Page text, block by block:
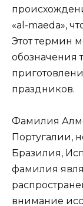
«al-maeda»,
Этот термин
обозначения
праздников.
Фамилия
Португалии,
Бразилия,
фамилия
внимание